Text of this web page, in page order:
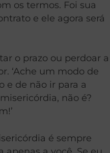
os termos. Foi sua
e ele agora será
o prazo ou perdoar a
‘Ache um modo de
e de não ir para a
não é?
é sempre